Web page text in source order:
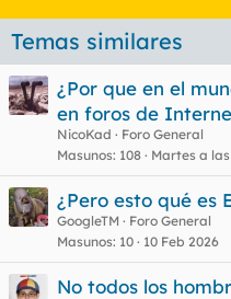
Temas similares
¿Por que en el
en foros de
NicoKad
Foro General
Masunos 108 Martes a
¿Pero esto qué es
GoogleTM
Foro General
Masunos 10 10 Feb 2026
No todos los